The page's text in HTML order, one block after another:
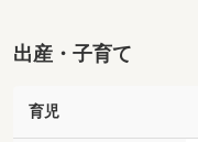
出産・子育て
育児